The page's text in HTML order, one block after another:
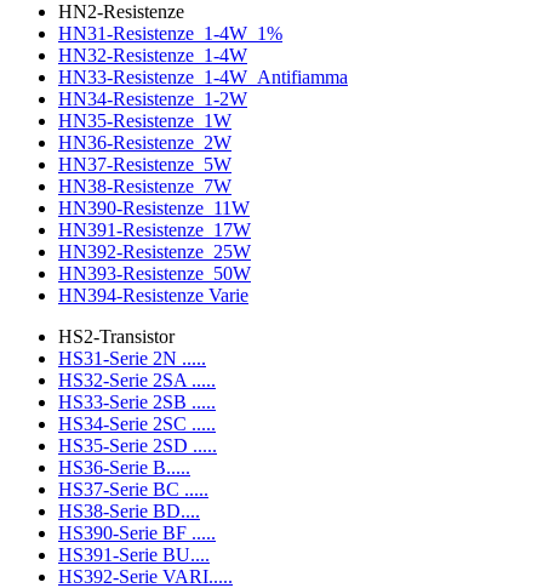
HN2-Resistenze
HN31-Resistenze_1-4W_1%
HN32-Resistenze_1-4W
HN33-Resistenze_1-4W_Antifiamma
HN34-Resistenze_1-2W
HN35-Resistenze_1W
HN36-Resistenze_2W
HN37-Resistenze_5W
HN38-Resistenze_7W
HN390-Resistenze_11W
HN391-Resistenze_17W
HN392-Resistenze_25W
HN393-Resistenze_50W
HN394-Resistenze Varie
HS2-Transistor
HS31-Serie 2N .....
HS32-Serie 2SA .....
HS33-Serie 2SB .....
HS34-Serie 2SC .....
HS35-Serie 2SD .....
HS36-Serie B.....
HS37-Serie BC .....
HS38-Serie BD....
HS390-Serie BF .....
HS391-Serie BU....
HS392-Serie VARI.....